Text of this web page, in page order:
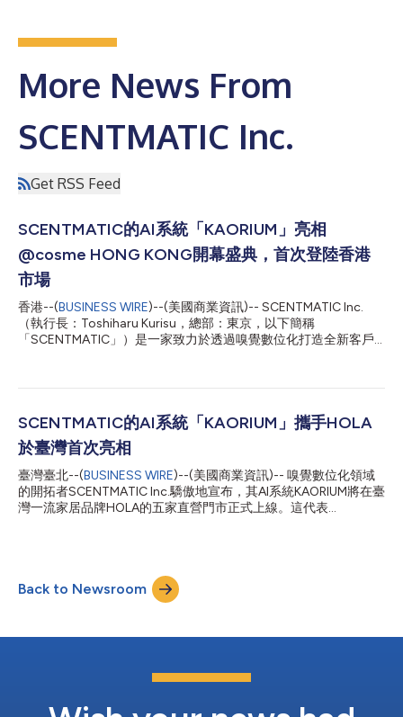
More News From
SCENTMATIC Inc.
Get RSS Feed
SCENTMATIC的AI系統「KAORIUM」亮相
@cosme HONG KONG開幕盛典，首次登陸香港
市場
香港--(BUSINESS WIRE)--(美國商業資訊)-- SCENTMATIC Inc.
（執行長：Toshiharu Kurisu，總部：東京，以下簡稱
「SCENTMATIC」）是一家致力於透過嗅覺數位化打造全新客戶
幕。 此次部署代表KAORIUM首次進入香港市場，恰逢日本最大美
@cosme HONG KONG @cosme HONG KONG是繼日本東京、大
阪和名古屋三家門市後的全球第四家@cosme旗艦店。門市位於全
球遊客雲集的尖沙咀核心商圈，佔有三層共計約393坪（約合
1300平方公尺）的優質零售空間。 KAORIUM體驗：融合數位與現
實的嗅覺探索之旅 KAORIUM是一款能夠將氣味轉化為語言的AI系
統，為人們帶來新穎、直覺式的香水邂逅方式。該系統旨在解決消
費者在琳琅滿目的香氛產品中挑選心儀香水時面臨的普遍難題。
SCENTMATIC的AI系統「KAORIUM」攜手HOLA
於臺灣首次亮相
臺灣臺北--(BUSINESS WIRE)--(美國商業資訊)-- 嗅覺數位化領域
的開拓者SCENTMATIC Inc.驕傲地宣布，其AI系統KAORIUM將在臺
灣一流家居品牌HOLA的五家直營門市正式上線。這代表
導引使用者找到心儀的香氣。 此次合作源于臺灣對居家香氛的需
求激增，這一趨勢因疫情而加快。儘管HOLA已擴充了香氛產品
線，但繁多的選擇讓消費者在選購時面臨挑戰。 HOLA尋求能提供
與清晰的語言相結合，成為理想之選。KAORIUM允許顧客透過文
長策略中的關鍵一步。 特色產品（部分清單）： Pure Life（玉蘭與
鳶尾） Pure Life（陽光無花果與綠雪松） MODE（花梨木與煙草
Back to Newsroom